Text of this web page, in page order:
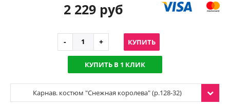
2 229 руб
КУПИТЬ
КУПИТЬ В 1 КЛИК
Карнав. костюм "Снежная королева" (р.128-32)